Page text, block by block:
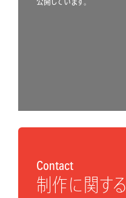
Contact
制作に関する